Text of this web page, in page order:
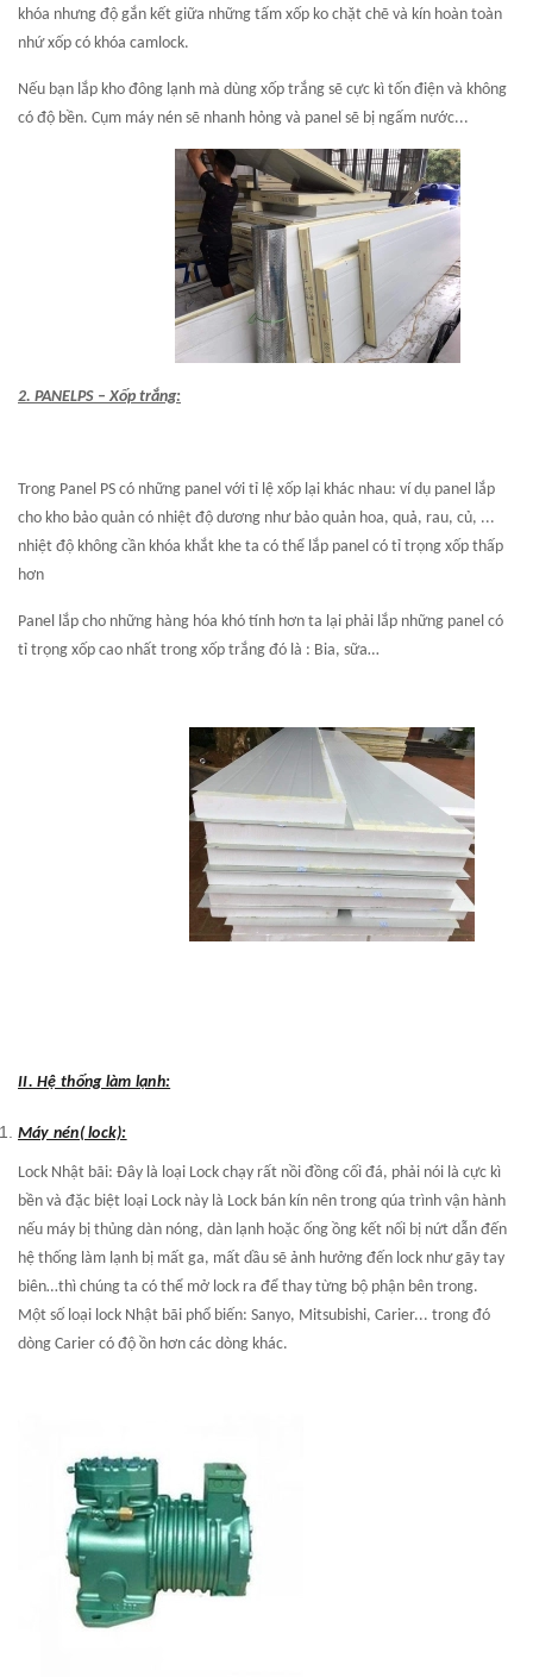
khóa nhưng độ gắn kết giữa những tấm xốp ko chặt chẽ và kín hoàn toàn
nhứ xốp có khóa camlock.
Nếu bạn lắp kho đông lạnh mà dùng xốp trắng sẽ cực kì tốn điện và không
có độ bền. Cụm máy nén sẽ nhanh hỏng và panel sẽ bị ngấm nước...
2. PANELPS – Xốp trắng:
Trong Panel PS có những panel với tỉ lệ xốp lại khác nhau: ví dụ panel lắp
cho kho bảo quản có nhiệt độ dương như bảo quản hoa, quả, rau, củ, ...
nhiệt độ không cần khóa khắt khe ta có thể lắp panel có tỉ trọng xốp thấp
hơn
Panel lắp cho những hàng hóa khó tính hơn ta lại phải lắp những panel có
tỉ trọng xốp cao nhất trong xốp trắng đó là : Bia, sữa…
II. Hệ thống làm lạnh:
Máy nén( lock):
Lock Nhật bãi: Đây là loại Lock chạy rất nồi đồng cối đá, phải nói là cực kì
bền và đặc biệt loại Lock này là Lock bán kín nên trong qúa trình vận hành
nếu máy bị thủng dàn nóng, dàn lạnh hoặc ống ồng kết nối bị nứt dẫn đến
hệ thống làm lạnh bị mất ga, mất dầu sẽ ảnh hưởng đến lock như gãy tay
biên…thì chúng ta có thể mở lock ra để thay từng bộ phận bên trong.
Một số loại lock Nhật bãi phổ biến: Sanyo, Mitsubishi, Carier... trong đó
dòng Carier có độ ồn hơn các dòng khác.